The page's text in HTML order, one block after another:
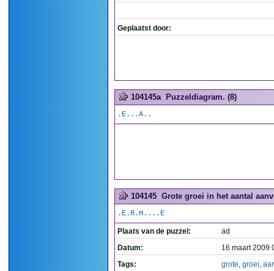
Geplaatst door:
104145a Puzzeldiagram. (8)
.E...A..
104145 Grote groei in het aantal
.E.R.H....E
Plaats van de puzzel:
ad
Datum:
16 maart 2009
Tags:
grote, groei,